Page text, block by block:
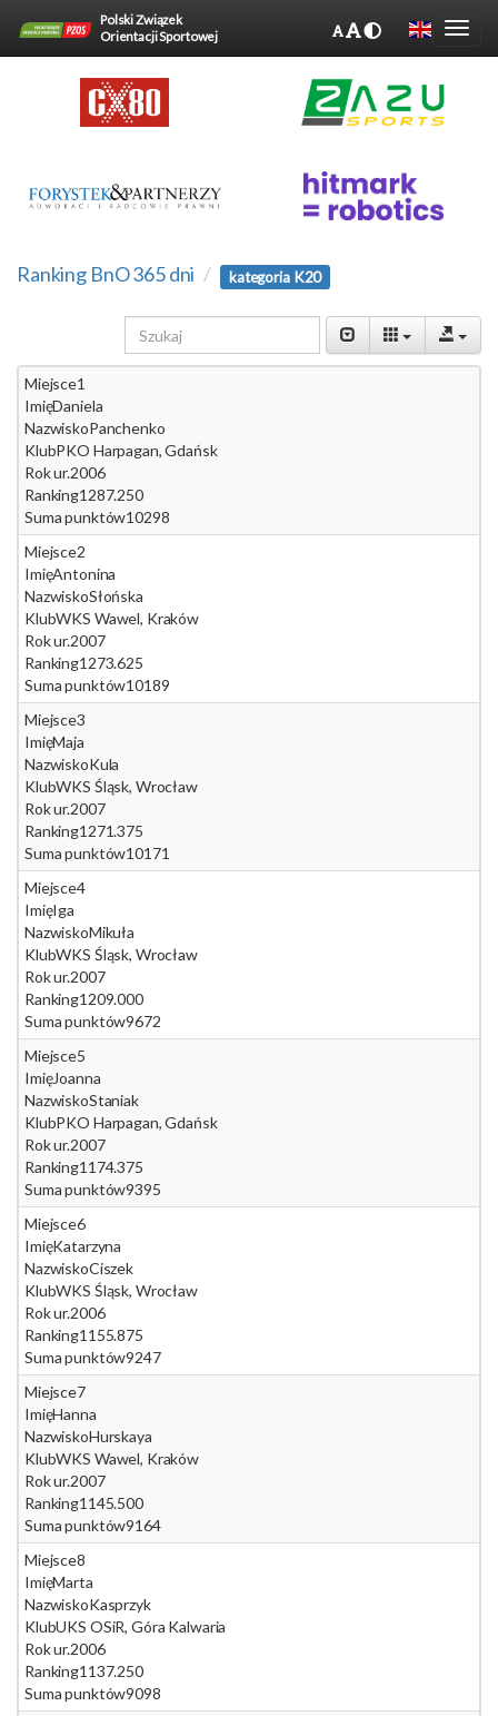
Polski Związek
Orientacji Sportowej
Ranking BnO 365 dni kategoria K20
Miejsce1
ImięDaniela
NazwiskoPanchenko
KlubPKO Harpagan, Gdańsk
Rok ur.2006
Ranking1287.250
Suma punktów10298
Miejsce2
ImięAntonina
NazwiskoSłońska
KlubWKS Wawel, Kraków
Rok ur.2007
Ranking1273.625
Suma punktów10189
Miejsce3
ImięMaja
NazwiskoKula
KlubWKS Śląsk, Wrocław
Rok ur.2007
Ranking1271.375
Suma punktów10171
Miejsce4
ImięIga
NazwiskoMikuła
KlubWKS Śląsk, Wrocław
Rok ur.2007
Ranking1209.000
Suma punktów9672
Miejsce5
ImięJoanna
NazwiskoStaniak
KlubPKO Harpagan, Gdańsk
Rok ur.2007
Ranking1174.375
Suma punktów9395
Miejsce6
ImięKatarzyna
NazwiskoCiszek
KlubWKS Śląsk, Wrocław
Rok ur.2006
Ranking1155.875
Suma punktów9247
Miejsce7
ImięHanna
NazwiskoHurskaya
KlubWKS Wawel, Kraków
Rok ur.2007
Ranking1145.500
Suma punktów9164
Miejsce8
ImięMarta
NazwiskoKasprzyk
KlubUKS OSiR, Góra Kalwaria
Rok ur.2006
Ranking1137.250
Suma punktów9098